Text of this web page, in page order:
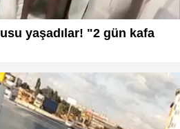
yaşadılar! "2 gün kafa